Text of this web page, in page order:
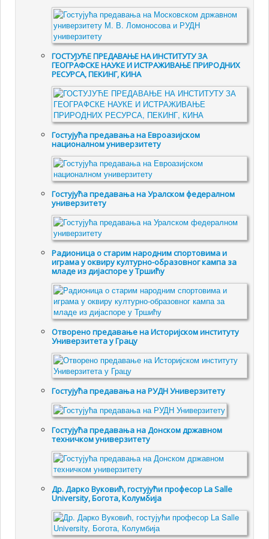
ГОСТУЈУЋЕ ПРЕДАВАЊЕ НА ИНСТИТУТУ ЗА
ГЕОГРАФСКЕ НАУКЕ И ИСТРАЖИВАЊЕ ПРИРОДНИХ
РЕСУРСА, ПЕКИНГ, КИНА
Гостујућа предавања на Евроазијском
националном универзитету
Гостујућа предавања на Уралском федералном
универзитету
Радионица о старим народним спортовима и
играма у оквиру културно-образовног кампа за
младе из дијаспоре у Тршићу
Отворено предавање на Историјском институту
Универзитета у Грацу
Гостујућa предавањa на РУДН Универзитету
Гостујућа предавања на Донском државном
техничком универзитету
Др. Дарко Вуковић, гостујући професор La Salle
University, Богота, Колумбија